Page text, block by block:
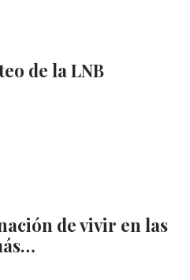
de la LNB
de vivir en las